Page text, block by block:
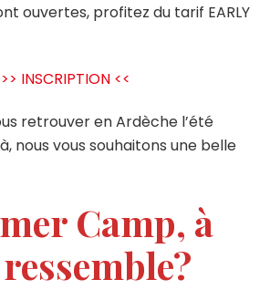
ouvertes, profitez du tarif EARLY
>> INSCRIPTION <<
retrouver en Ardèche l’été
nous vous souhaitons une belle
Camp, à